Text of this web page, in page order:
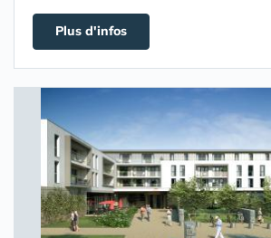
Plus d'infos